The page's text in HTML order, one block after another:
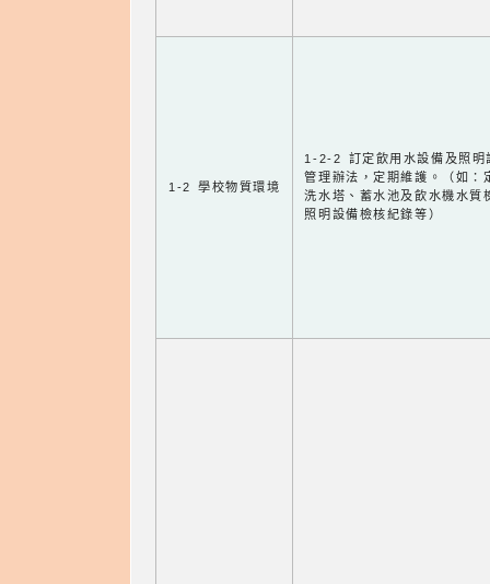
1-2 學校物質環境
1-2-2 訂定飲用水設備及照明
管理辦法，定期維護。（如：
洗水塔、蓄水池及飲水機水質
照明設備檢核紀錄等）